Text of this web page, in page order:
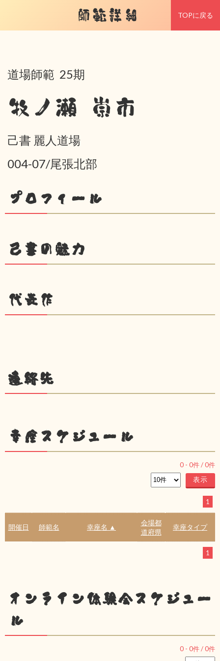
師範詳細 TOPに戻る
道場師範 25期
牧ノ瀬 崇市
己書 麗人道場
004-07/尾張北部
プロフィール
己書の魅力
代表作
連絡先
幸座スケジュール
0 - 0件 /0件
1
開催日 師範名 幸座名 ▲
会場都
道府県
幸座タイプ
1
オンライン体験会スケジュー
ル
0 - 0件 /0件